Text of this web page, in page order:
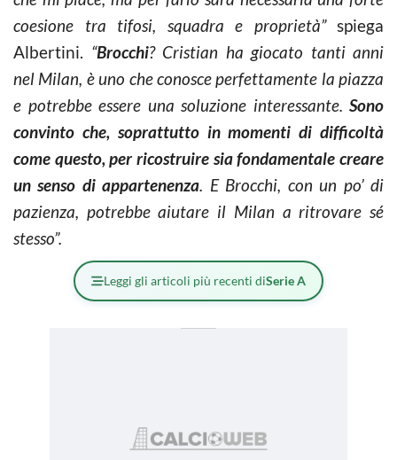
coesione tra tifosi, squadra e proprietà” spiega
Albertini. “Brocchi? Cristian ha giocato tanti anni
nel Milan, è uno che conosce perfettamente la piazza
e potrebbe essere una soluzione interessante. Sono
convinto che, soprattutto in momenti di difficoltà
come questo, per ricostruire sia fondamentale creare
un senso di appartenenza. E Brocchi, con un po’ di
pazienza, potrebbe aiutare il Milan a ritrovare sé
stesso”.
Leggi gli articoli più recenti diSerie A